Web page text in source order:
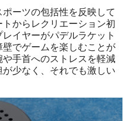
ーツの包括性を反映して
からレクリエーション初
イヤーがパデルラケット
でゲームを楽しむことが
手首へのストレスを軽減
少なく、それでも激しい